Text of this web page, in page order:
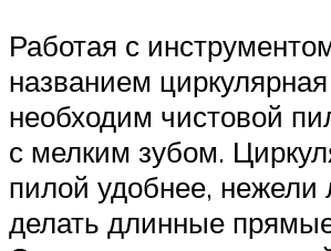
Работая с
названием
необходим чистовой
с мелким зубом.
пилой удобнее, нежели
делать длинные